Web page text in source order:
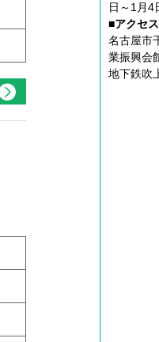
日～1月4
■アクセス
名古屋市
業振興会
地下鉄吹